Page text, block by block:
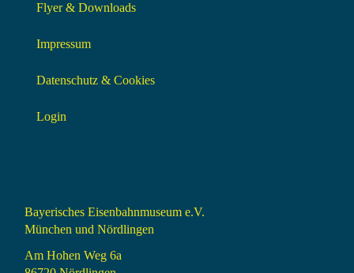
Flyer & Downloads
Impressum
Datenschutz & Cookies
Login
Bayerisches Eisenbahnmuseum e.V.
München und Nördlingen
Am Hohen Weg 6a